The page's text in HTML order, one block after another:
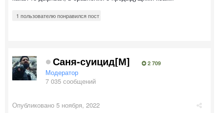
1 пользователю понравился пост
Саня-суицид[М] 2 709
Модератор
7 035 сообщений
Опубликовано 5 ноября, 2022